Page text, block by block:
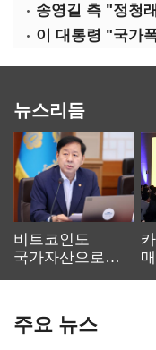
뉴스리듬
비트코인도
국가자산으로…'
주요 뉴스